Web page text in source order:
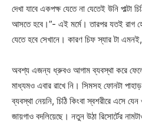
দেখা যাবে একপক্ষ যেতে না যেতেই উনি পাল্টা
আসতে হবে।”- এই মর্মে। তারপর যতই রাগ
যেতে হবে সেখানে। কারণ চিফ স্যার টা
অবশ্য এজন্য ধ্রুবও আগাম ব্যবস্থা করে
মাধ্যমও এবার রাখে নি। সিমসহ ফোনটা
ব্যবস্থা নেয়নি, চিঠি কিংবা স্বশরীরে এসে
জায়গাও বদলিয়েছে। নতুন উঠা রিসোর্টের